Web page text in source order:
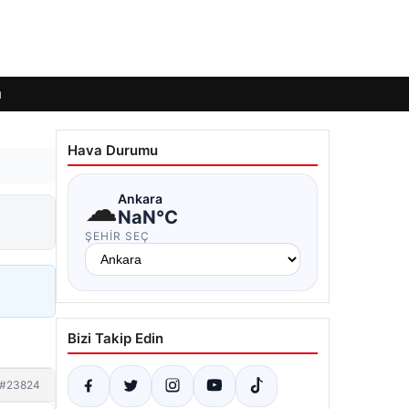
#23824
Hava Durumu
☁Ankara
NaN°C
ŞEHIR SEÇ
Bizi Takip Edin